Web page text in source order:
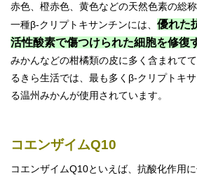
赤色、橙赤色、黄色などの天然色素の総
一種β-クリプトキサンチンには、 優れた
活性酸素で傷つけられた細胞を修復
みかんなどの柑橘類の皮に多く含まれて
るきら生活では、最も多くβ-クリプトキ
る温州みかんが使用されています。
コエンザイムQ10
コエンザイムQ10といえば、抗酸化作用